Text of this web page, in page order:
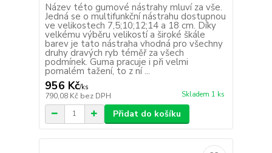
Název této gumové nástrahy mluví za vše.
Jedná se o multifunkční nástrahu dostupnou
ve velikostech 7,5;10;12;14 a 18 cm. Díky
velkému výběru velikostí a široké škále
barev je tato nástraha vhodná pro všechny
druhy dravých ryb téměř za všech
podmínek. Guma pracuje i při velmi
pomalém tažení, to z ní ...
956 Kč/ks
790,08 Kč bez DPH Skladem 1 ks
Přidat do košíku